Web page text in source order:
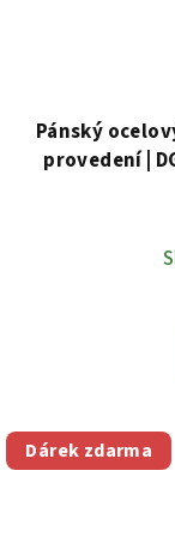
Pánský
provedení |
Doprava
Dárek zdarma